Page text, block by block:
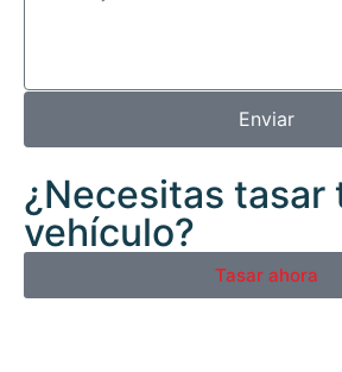
Enviar
¿Necesitas tasar
vehículo?
Tasar ahora